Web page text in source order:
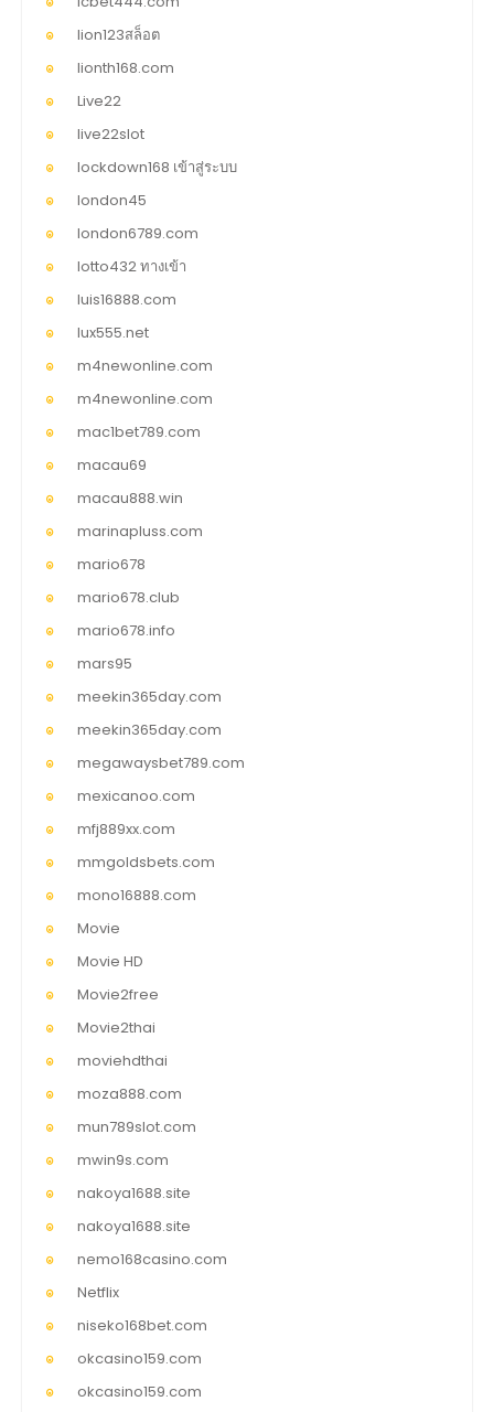
lion123สล็อต
lionth168.com
Live22
live22slot
lockdown168 เข้าสู่ระบบ
london45
london6789.com
lotto432 ทางเข้า
luis16888.com
lux555.net
m4newonline.com
m4newonline.com
mac1bet789.com
macau69
macau888.win
marinapluss.com
mario678
mario678.club
mario678.info
mars95
meekin365day.com
meekin365day.com
megawaysbet789.com
mexicanoo.com
mfj889xx.com
mmgoldsbets.com
mono16888.com
Movie
Movie HD
Movie2free
Movie2thai
moviehdthai
moza888.com
mun789slot.com
mwin9s.com
nakoya1688.site
nakoya1688.site
nemo168casino.com
Netflix
niseko168bet.com
okcasino159.com
okcasino159.com